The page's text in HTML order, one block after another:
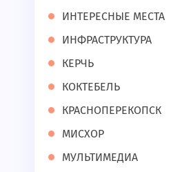
ИНТЕРЕСНЫЕ МЕСТА
ИНФРАСТРУКТУРА
КЕРЧЬ
КОКТЕБЕЛЬ
КРАСНОПЕРЕКОПСК
МИСХОР
МУЛЬТИМЕДИА